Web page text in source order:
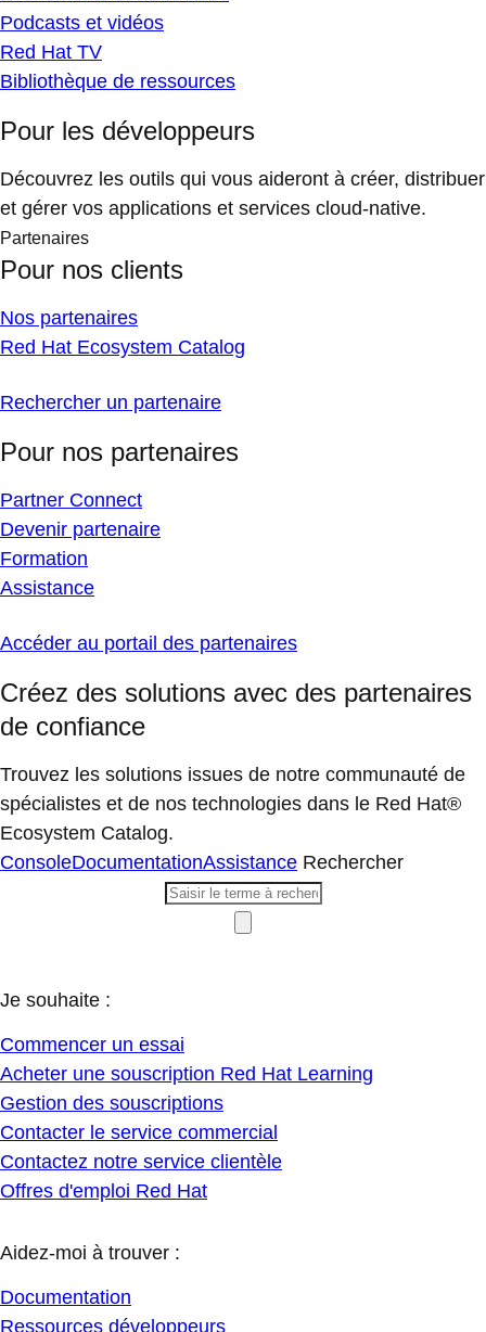
Podcasts et vidéos
Red Hat TV
Bibliothèque de ressources
Pour les développeurs
Découvrez les outils qui vous aideront à créer, distribuer
et gérer vos applications et services cloud-native.
Partenaires
Pour nos clients
Nos partenaires
Red Hat Ecosystem Catalog
Rechercher un partenaire
Pour nos partenaires
Partner Connect
Devenir partenaire
Formation
Assistance
Accéder au portail des partenaires
Créez des solutions avec des partenaires
de confiance
Trouvez les solutions issues de notre communauté de
spécialistes et de nos technologies dans le Red Hat®
Ecosystem Catalog.
ConsoleDocumentationAssistance Rechercher
Je souhaite :
Commencer un essai
Acheter une souscription Red Hat Learning
Gestion des souscriptions
Contacter le service commercial
Contactez notre service clientèle
Offres d'emploi Red Hat
Aidez-moi à trouver :
Documentation
Ressources développeurs